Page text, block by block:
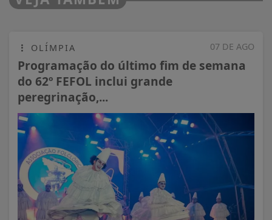
07 DE AGO
OLÍMPIA
Programação do último fim de semana
do 62º FEFOL inclui grande
peregrinação,...